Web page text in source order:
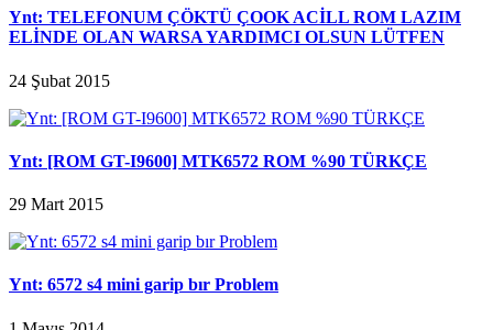
Ynt: TELEFONUM ÇÖKTÜ ÇOOK ACİLL ROM LAZIM
ELİNDE OLAN WARSA YARDIMCI OLSUN LÜTFEN
24 Şubat 2015
Ynt: [ROM GT-I9600] MTK6572 ROM %90 TÜRKÇE
29 Mart 2015
Ynt: 6572 s4 mini garip bır Problem